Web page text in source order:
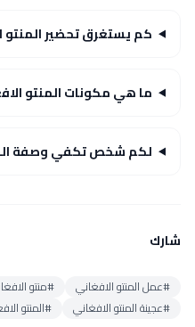
كم يستغرق تحضير المنتو
ما هي مكونات المنتو
لكم شخص تكفي وصفة
شارك
#عمل المنتو الافغاني #منتو
#عجينة المنتو الافغاني
#المنتو